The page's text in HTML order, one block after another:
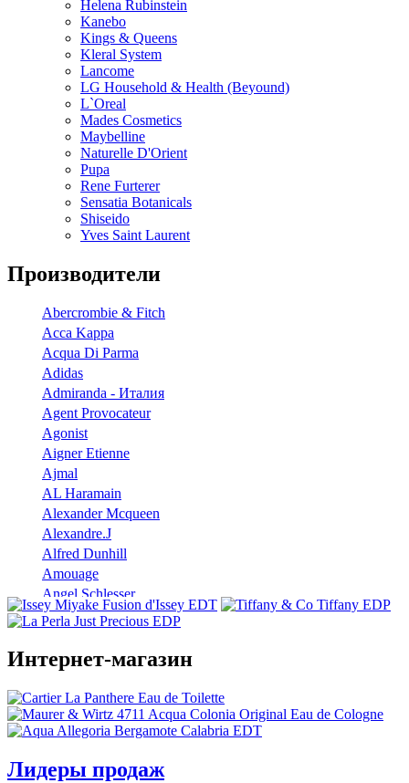
Helena Rubinstein
Kanebo
Kings & Queens
Kleral System
Lancome
LG Household & Health (Beyound)
L`Oreal
Mades Cosmetics
Maybelline
Naturelle D'Orient
Pupa
Rene Furterer
Sensatia Botanicals
Shiseido
Yves Saint Laurent
Производители
Abercrombie & Fitch
Acca Kappa
Acqua Di Parma
Adidas
Admiranda - Италия
Agent Provocateur
Agonist
Aigner Etienne
Ajmal
AL Haramain
Alexander Mcqueen
Alexandre.J
Alfred Dunhill
Amouage
Angel Schlesser
Anna Sui
Annick Goutal
Antonio Banderas
Aramis
Armaf
Armand Basi
Azzaro
Интернет-магазин
Лидеры продаж